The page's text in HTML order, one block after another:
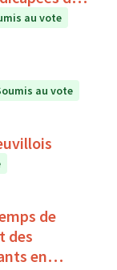
au vote
au vote
de
des
en